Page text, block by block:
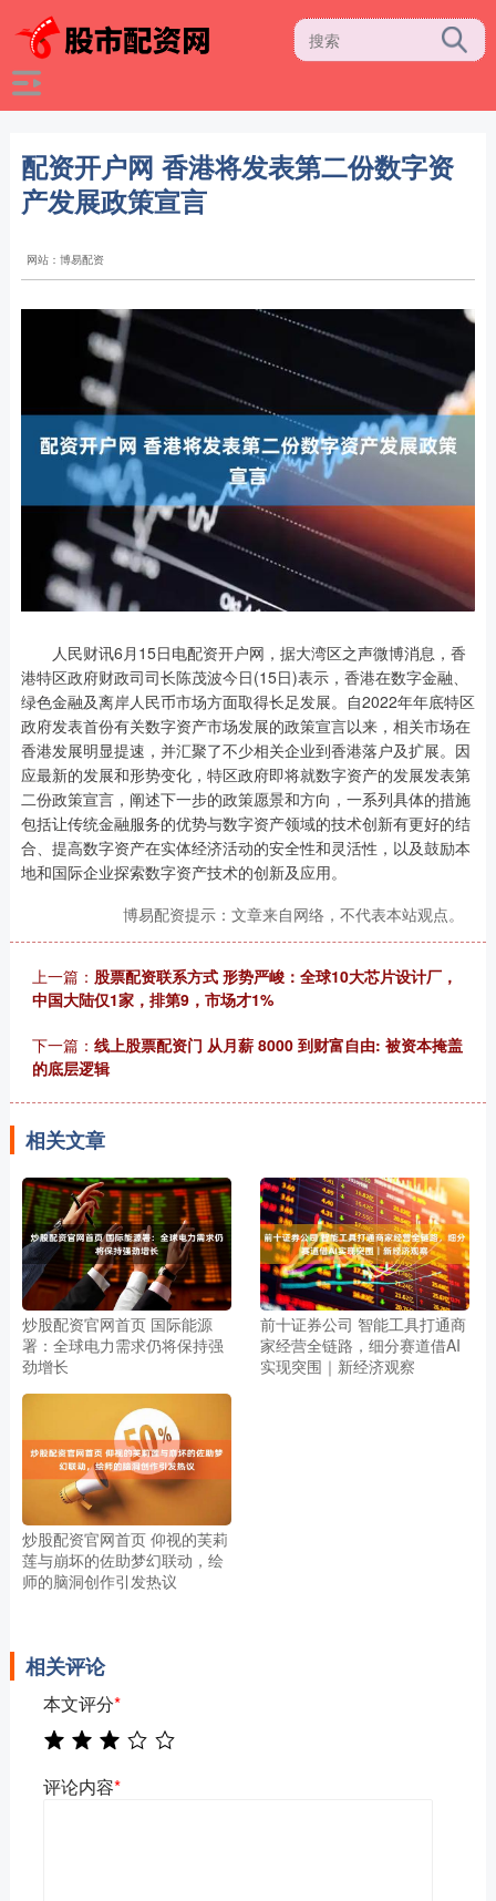
配资开户网 香港将发表第二份数字资
产发展政策宣言
网站：博易配资
人民财讯6月15日电配资开户网，据大湾区之声微博消息，香
港特区政府财政司司长陈茂波今日(15日)表示，香港在数字金融、
绿色金融及离岸人民币市场方面取得长足发展。自2022年年底特区
政府发表首份有关数字资产市场发展的政策宣言以来，相关市场在
香港发展明显提速，并汇聚了不少相关企业到香港落户及扩展。因
应最新的发展和形势变化，特区政府即将就数字资产的发展发表第
二份政策宣言，阐述下一步的政策愿景和方向，一系列具体的措施
包括让传统金融服务的优势与数字资产领域的技术创新有更好的结
合、提高数字资产在实体经济活动的安全性和灵活性，以及鼓励本
地和国际企业探索数字资产技术的创新及应用。
博易配资提示：文章来自网络，不代表本站观点。
上一篇： 股票配资联系方式 形势严峻：全球10大芯片设计厂，
中国大陆仅1家，排第9，市场才1%
下一篇： 线上股票配资门 从月薪 8000 到财富自由: 被资本掩盖
的底层逻辑
相关文章
炒股配资官网首页 国际能源
署：全球电力需求仍将保持强
劲增长
前十证券公司 智能工具打通商
家经营全链路，细分赛道借AI
实现突围｜新经济观察
炒股配资官网首页 仰视的芙莉
莲与崩坏的佐助梦幻联动，绘
师的脑洞创作引发热议
相关评论
本文评分*
评论内容*